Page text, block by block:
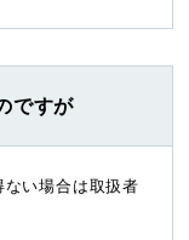
ですが
い場合は取扱者